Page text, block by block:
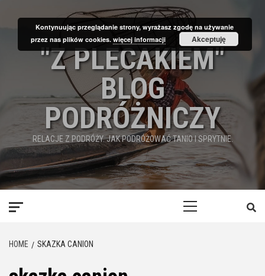
"Z PLECAKIEM"
BLOG
PODRÓŻNICZY
RELACJE Z PODRÓŻY. JAK PODRÓŻOWAĆ TANIO I SPRYTNIE.
HOME SKAZKA CANION
Kontynuując przeglądanie strony, wyrażasz zgodę na używanie
przez nas plików cookies.więcej informacji Akceptuję